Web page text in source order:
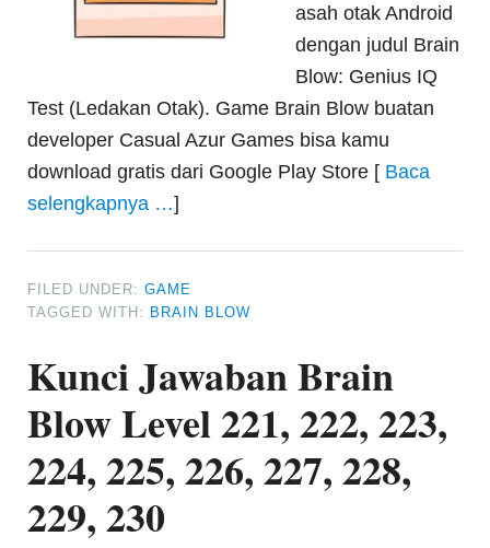
asah otak Android
dengan judul Brain
Blow: Genius IQ
Test (Ledakan Otak). Game Brain Blow buatan
developer Casual Azur Games bisa kamu
download gratis dari Google Play Store [ Baca
selengkapnya …]
FILED UNDER:GAME
TAGGED WITH: BRAIN BLOW
Kunci Jawaban Brain
Blow Level 221, 222, 223,
224, 225, 226, 227, 228,
229, 230